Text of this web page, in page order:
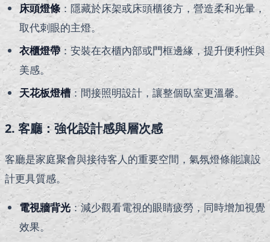
床頭燈條 ：隱藏於床架或床頭櫃後方，營造柔和光暈，
取代刺眼的主燈。
衣櫃燈帶 ：安裝在衣櫃內部或門框邊緣，提升便利性與
美感。
天花板燈槽：間接照明設計，讓整個臥室更溫馨。
2. 客廳：強化設計感與層次感
客廳是家庭聚會與接待客人的重要空間，氣氛燈條能讓設
計更具質感。
電視牆背光 ：減少觀看電視的眼睛疲勞，同時增加視覺
效果。